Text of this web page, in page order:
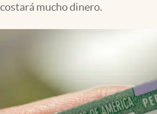
Lifestyle
costará mucho dinero.